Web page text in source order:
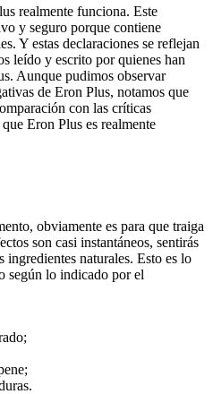
realmente funciona. Este
y seguro porque contiene
Y estas declaraciones se reflejan
leído y escrito por quienes han
Aunque pudimos observar
de Eron Plus, notamos que
con las críticas
Eron Plus es realmente
obviamente es para que traiga
son casi instantáneos, sentirás
ingredientes naturales. Esto es lo
según lo indicado por el